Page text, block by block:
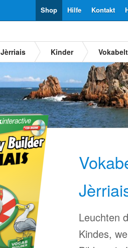
Kontakt
Hilfe
Shop
Kinder
Leuchten
Kindes,